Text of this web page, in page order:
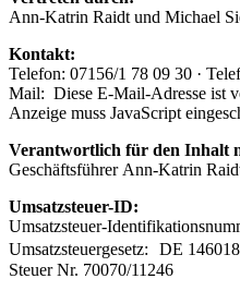
Ann-Katrin Raidt und Michael
Kontakt:
Telefon: 07156/1 78 09 30 ·
Mail: Diese E-Mail-Adresse ist
Anzeige muss JavaScript
Verantwortlich für den Inhalt
Geschäftsführer Ann-Katrin
Umsatzsteuer-ID:
Umsatzsteuer-
Umsatzsteuergesetz: DE
Steuer Nr. 70070/11246